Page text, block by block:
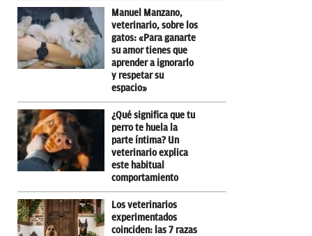
Manuel Manzano,
veterinario, sobre los
gatos: «Para ganarte
su amor tienes que
aprender a ignorarlo
y respetar su
espacio»
¿Qué significa que tu
perro te huela la
parte íntima? Un
veterinario explica
este habitual
comportamiento
Los veterinarios
experimentados
coinciden: las 7 razas